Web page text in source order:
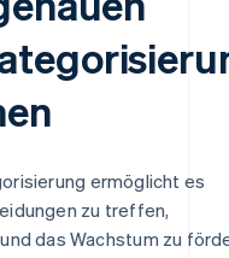
ermöglicht es
zu treffen,
das Wachstum zu